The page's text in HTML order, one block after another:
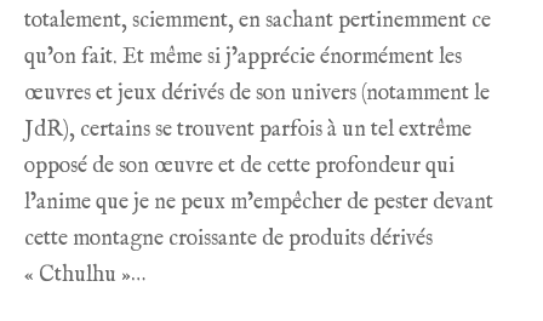
totalement, sciemment, en sachant pertinemment ce
qu’on fait. Et même si j’apprécie énormément les
œuvres et jeux dérivés de son univers (notamment le
JdR), certains se trouvent parfois à un tel extrême
opposé de son œuvre et de cette profondeur qui
l’anime que je ne peux m’empêcher de pester devant
cette montagne croissante de produits dérivés
« Cthulhu »…